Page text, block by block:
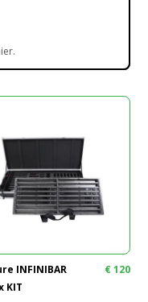
INFINIBAR
KIT
€120